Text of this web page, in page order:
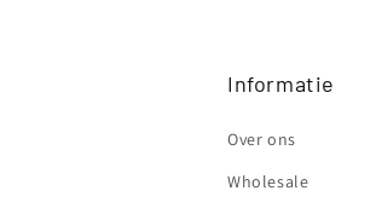
Informatie
Over ons
Wholesale